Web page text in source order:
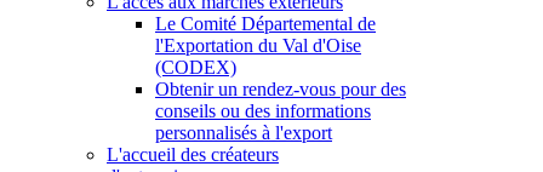
Le Comité Départemental de
l'Exportation du Val d'Oise
(CODEX)
Obtenir un rendez-vous pour des
conseils ou des informations
personnalisés à l'export
L'accueil des créateurs